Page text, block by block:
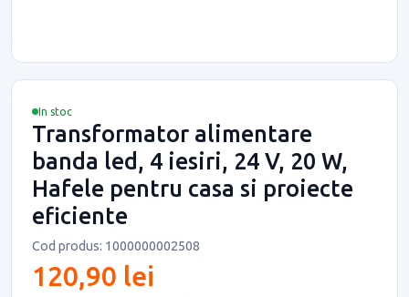
In stoc
Transformator alimentare
banda led, 4 iesiri, 24 V, 20 W,
Hafele pentru casa si proiecte
eficiente
Cod produs: 1000000002508
120,90 lei